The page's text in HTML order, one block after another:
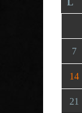
L
7
14
21